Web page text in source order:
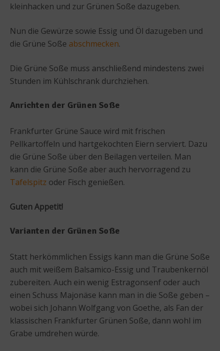
kleinhacken und zur Grünen Soße dazugeben.
Nun die Gewürze sowie Essig und Öl dazugeben und
die Grüne Soße abschmecken.
Die Grüne Soße muss anschließend mindestens zwei
Stunden im Kühlschrank durchziehen.
Anrichten der Grünen Soße
Frankfurter Grüne Sauce wird mit frischen
Pellkartoffeln und hartgekochten Eiern serviert. Dazu
die Grüne Soße über den Beilagen verteilen. Man
kann die Grüne Soße aber auch hervorragend zu
Tafelspitz oder Fisch genießen.
Guten Appetit!
Varianten der Grünen Soße
Statt herkömmlichen Essigs kann man die Grüne Soße
auch mit weißem Balsamico-Essig und Traubenkernöl
zubereiten. Auch ein wenig Estragonsenf oder auch
einen Schuss Majonäse kann man in die Soße geben –
wobei sich Johann Wolfgang von Goethe, als Fan der
klassischen Frankfurter Grünen Soße, dann wohl im
Grabe umdrehen würde.